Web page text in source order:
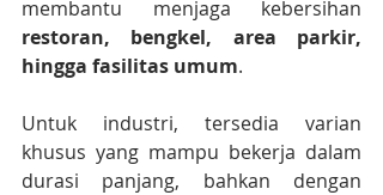
restoran, bengkel, area parkir,
hingga fasilitas umum.
Untuk industri, tersedia varian
khusus yang mampu bekerja dalam
durasi panjang, bahkan dengan